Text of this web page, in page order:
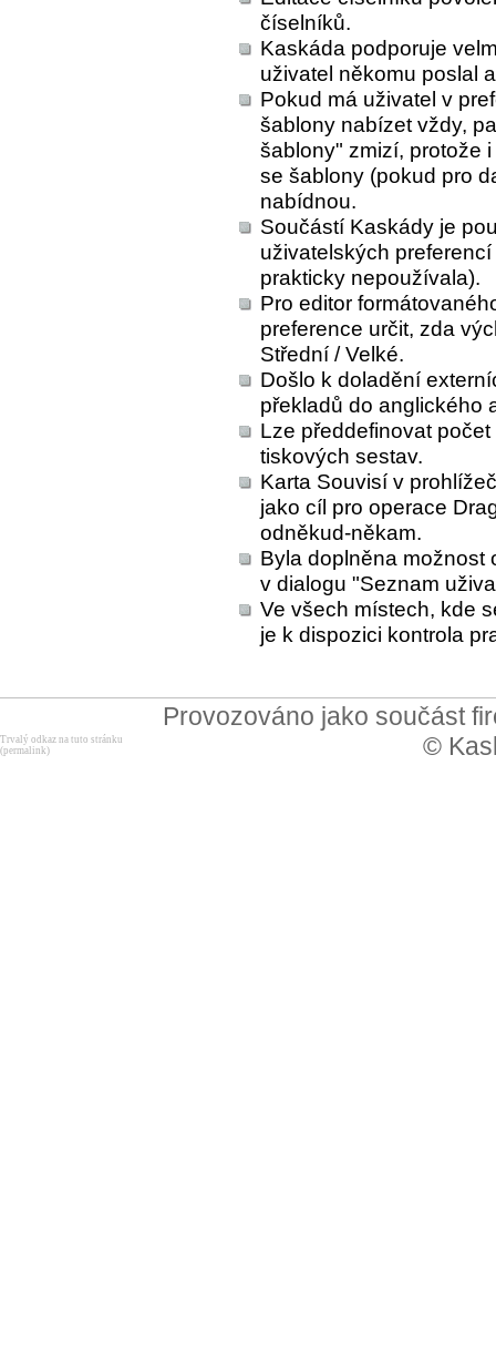
číselníků.
Kaskáda podporuje
uživatel někomu poslal
Pokud má uživatel v
šablony nabízet vždy,
šablony" zmizí, protože
se šablony (pokud pro
nabídnou.
Součástí Kaskády je
uživatelských
prakticky nepoužívala).
Pro editor
preference určit, zda
Střední / Velké.
Došlo k doladění
překladů do anglického
Lze předdefinovat
tiskových sestav.
Karta Souvisí v
jako cíl pro operace
odněkud-někam.
Byla doplněna možnost
v dialogu "Seznam
Ve všech místech, kde
je k dispozici kontrola
Provozováno jako součást
©
Trvalý odkaz na tuto stránku
(permalink)